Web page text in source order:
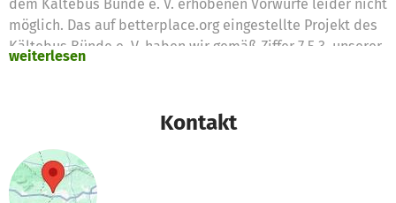
dem Kältebus Bünde e. V. erhobenen Vorwürfe leider nicht
möglich. Das auf betterplace.org eingestellte Projekt des
Kältebus Bünde e. V. haben wir gemäß Ziffer 7.5.3. unserer
Die noch nicht ausgezahlten Spendengelder verbleiben
bei betterplace.org, die diese für die Verfolgung ihrer
satzungsgemäßen Zwecke einsetzt. Hier gibt es mehr
Informationen dazu:
weiterlesen
Kontakt